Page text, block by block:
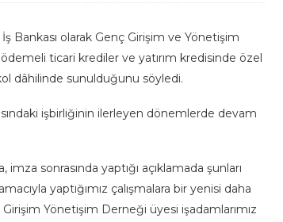
Bankası olarak Genç Girişim ve Yönetişim
ticari krediler ve yatırım kredisinde özel
dâhilinde sunulduğunu söyledi.
işbirliğinin ilerleyen dönemlerde devam
sonrasında yaptığı açıklamada şunları
yaptığımız çalışmalara bir yenisi daha
Yönetişim Derneği üyesi işadamlarımız